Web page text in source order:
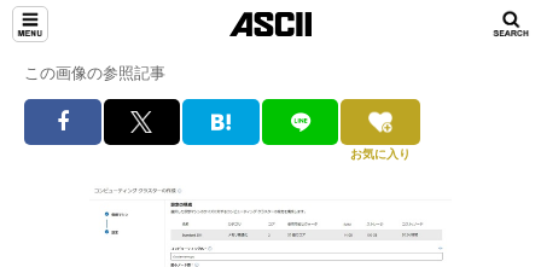
この画像の参照記事
お気に入り